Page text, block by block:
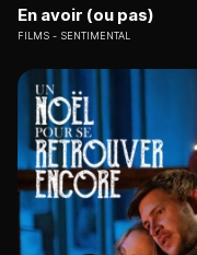
En avoir (ou pas)
FILMS SENTIMENTAL